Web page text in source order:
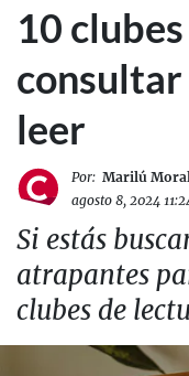
10
leer
Por: Marilú
agosto 8, 2024
Si estás
atrapantes
clubes de